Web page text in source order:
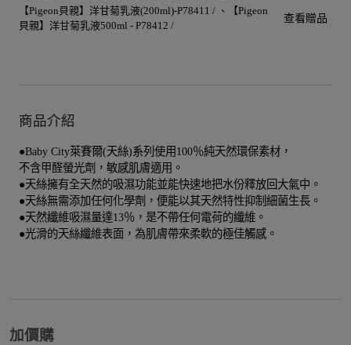
【Pigeon貝親】洋甘菊乳液(200ml)-P78411 /
【Pigeon
貝親】洋甘菊乳液500ml - P78412 /
查看贈品
商品介紹
●Baby City萊賽爾(天絲)系列使用100％純天然環保素材，
不含甲醛螢光劑，敏感肌膚適用。
●天絲擁有全天然的吸濕功能並能快速地把水份釋放回大氣中。
●天絲無需添加任何化學劑，便能以其天然特性抑制細菌生長。
●天然纖維吸濕量達13％，是不帶任何電荷的纖維。
●光滑的天絲纖維表面，為肌膚帶來柔軟的極佳觸感。
加價購